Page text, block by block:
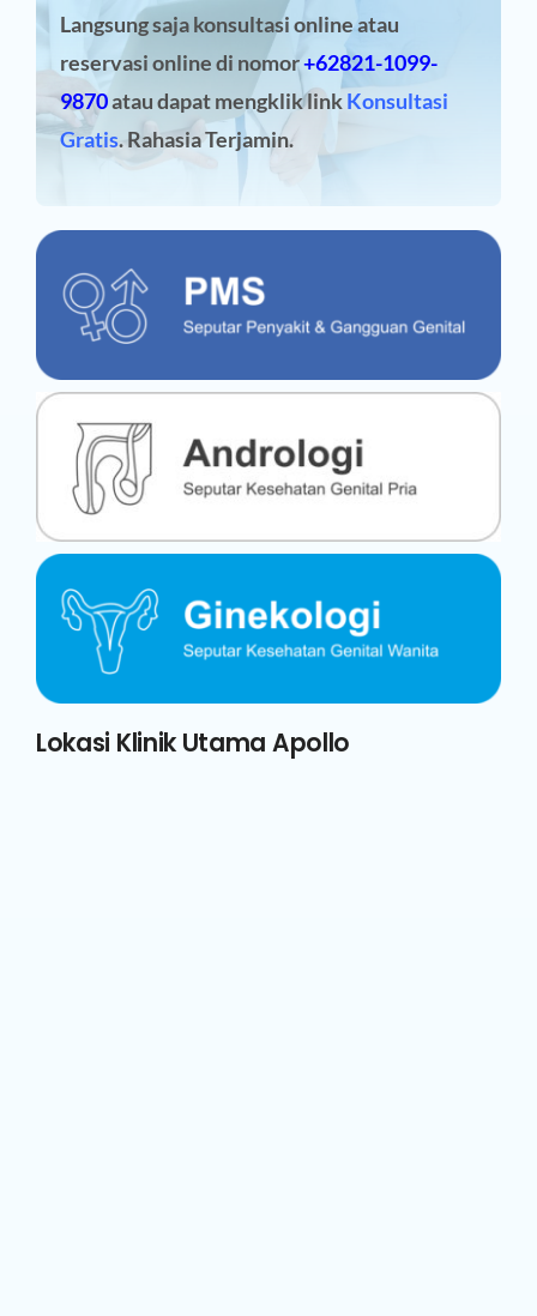
Langsung saja konsultasi online atau
reservasi onlinedi nomor+62821-1099-
9870atau dapat mengklik linkKonsultasi
Gratis. Rahasia Terjamin.
Lokasi Klinik Utama Apollo